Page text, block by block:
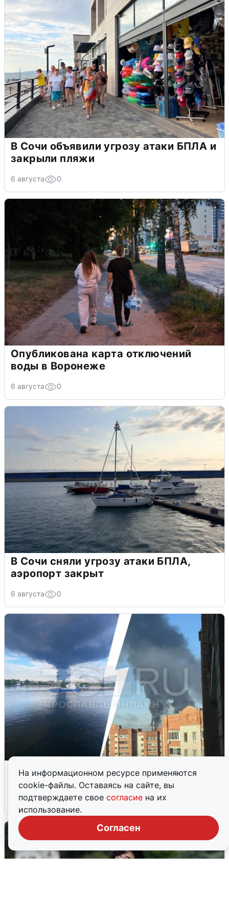
На информационном ресурсе применяются
cookie-файлы. Оставаясь на сайте, вы
подтверждаете свое согласие на их
использование.
Согласен
В Сочи объявили угрозу атаки БПЛА и
закрыли пляжи
6 августа 0
Опубликована карта отключений
воды в Воронеже
6 августа 0
В Сочи сняли угрозу атаки БПЛА,
аэропорт закрыт
6 августа 0
Ночная атака БПЛА на Ярославль:
попадания и последствия
6 августа 0